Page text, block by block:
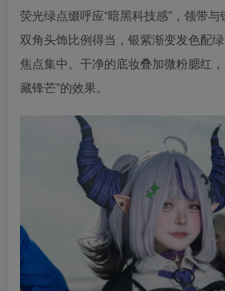
荧光绿点缀呼应“暗黑科技感”，领带与
双角头饰比例得当，银紫渐变发色配
焦点集中。干净的底妆叠加微粉腮红
藏锋芒”的效果。